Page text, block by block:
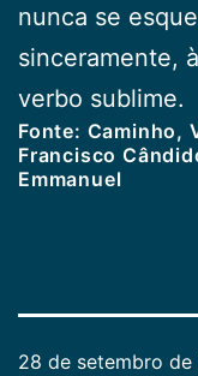
nunca se
sinceramente,
verbo sublime.
Fonte: Caminho,
Francisco
Emmanuel
28 de setembro de